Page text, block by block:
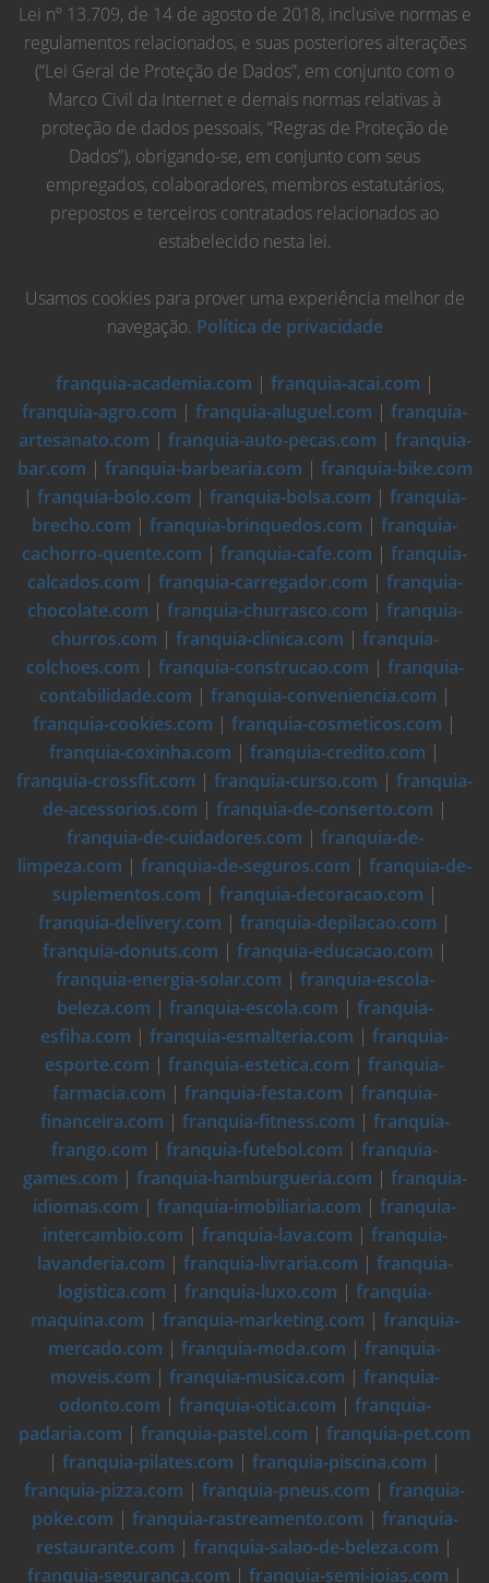
Lei nº 13.709, de 14 de agosto de 2018, inclusive normas e
regulamentos relacionados, e suas posteriores alterações
(“Lei Geral de Proteção de Dados”, em conjunto com o
Marco Civil da Internet e demais normas relativas à
proteção de dados pessoais, “Regras de Proteção de
Dados”), obrigando-se, em conjunto com seus
empregados, colaboradores, membros estatutários,
prepostos e terceiros contratados relacionados ao
estabelecido nesta lei.
Usamos cookies para prover uma experiência melhor de
navegação. Política de privacidade
franquia-academia.com | franquia-acai.com |
franquia-agro.com | franquia-aluguel.com | franquia-
artesanato.com | franquia-auto-pecas.com | franquia-
bar.com | franquia-barbearia.com | franquia-bike.com
| franquia-bolo.com | franquia-bolsa.com | franquia-
brecho.com | franquia-brinquedos.com | franquia-
cachorro-quente.com | franquia-cafe.com | franquia-
calcados.com | franquia-carregador.com | franquia-
chocolate.com | franquia-churrasco.com | franquia-
churros.com | franquia-clinica.com | franquia-
colchoes.com | franquia-construcao.com | franquia-
contabilidade.com | franquia-conveniencia.com |
franquia-cookies.com | franquia-cosmeticos.com |
franquia-coxinha.com | franquia-credito.com |
franquia-crossfit.com | franquia-curso.com | franquia-
de-acessorios.com | franquia-de-conserto.com |
franquia-de-cuidadores.com | franquia-de-
limpeza.com | franquia-de-seguros.com | franquia-de-
suplementos.com | franquia-decoracao.com |
franquia-delivery.com | franquia-depilacao.com |
franquia-donuts.com | franquia-educacao.com |
franquia-energia-solar.com | franquia-escola-
beleza.com | franquia-escola.com | franquia-
esfiha.com | franquia-esmalteria.com | franquia-
esporte.com | franquia-estetica.com | franquia-
farmacia.com | franquia-festa.com | franquia-
financeira.com | franquia-fitness.com | franquia-
frango.com | franquia-futebol.com | franquia-
games.com | franquia-hamburgueria.com | franquia-
idiomas.com | franquia-imobiliaria.com | franquia-
intercambio.com | franquia-lava.com | franquia-
lavanderia.com | franquia-livraria.com | franquia-
logistica.com | franquia-luxo.com | franquia-
maquina.com | franquia-marketing.com | franquia-
mercado.com | franquia-moda.com | franquia-
moveis.com | franquia-musica.com | franquia-
odonto.com | franquia-otica.com | franquia-
padaria.com | franquia-pastel.com | franquia-pet.com
| franquia-pilates.com | franquia-piscina.com |
franquia-pizza.com | franquia-pneus.com | franquia-
poke.com | franquia-rastreamento.com | franquia-
restaurante.com | franquia-salao-de-beleza.com |
franquia-seguranca.com | franquia-semi-joias.com |